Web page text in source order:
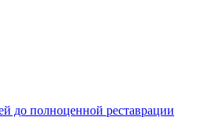
до полноценной реставрации